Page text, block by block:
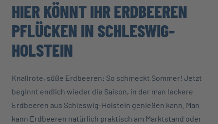
HIER KÖNNT IHR ERDBEEREN
PFLÜCKEN IN SCHLESWIG-
HOLSTEIN
Knallrote, süße Erdbeeren: So schmeckt Sommer! Jetzt
beginnt endlich wieder die Saison, in der man leckere
Erdbeeren aus Schleswig-Holstein genießen kann. Man
kann Erdbeeren natürlich praktisch am Marktstand oder